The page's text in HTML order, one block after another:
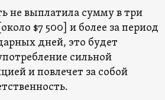
не выплатила сумму в три
$7 500] и более за период
дней, это будет
сильной
и повлечет за собой